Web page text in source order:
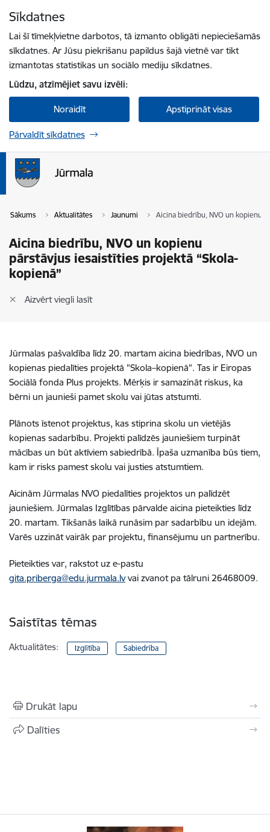
Sīkdatnes
Lai šī tīmekļvietne darbotos, tā izmanto obligāti nepieciešamās
sīkdatnes. Ar Jūsu piekrišanu papildus šajā vietnē var tikt
izmantotas statistikas un sociālo mediju sīkdatnes.
Lūdzu, atzīmējiet savu izvēli:
Noraidīt Apstiprināt visas
Pārvaldīt sīkdatnes
Sākums Aktualitātes Jaunumi Aicina biedrību, NVO un kopienu
Aicina biedrību, NVO un kopienu
pārstāvjus iesaistīties projektā “Skola-
kopienā”
Aizvērt viegli lasīt
Jūrmalas pašvaldība līdz 20. martam aicina biedrības, NVO un
kopienas piedalīties projektā "Skola–kopienā". Tas ir Eiropas
Sociālā fonda Plus projekts. Mērķis ir samazināt riskus, ka
bērni un jaunieši pamet skolu vai jūtas atstumti.
Plānots īstenot projektus, kas stiprina skolu un vietējās
kopienas sadarbību. Projekti palīdzēs jauniešiem turpināt
mācības un būt aktīviem sabiedrībā. Īpaša uzmanība būs tiem,
kam ir risks pamest skolu vai justies atstumtiem.
Aicinām Jūrmalas NVO piedalīties projektos un palīdzēt
jauniešiem. Jūrmalas Izglītības pārvalde aicina pieteikties līdz
20. martam. Tikšanās laikā runāsim par sadarbību un idejām.
Varēs uzzināt vairāk par projektu, finansējumu un partnerību.
Pieteikties var, rakstot uz e-pastu
gita.priberga@edu.jurmala.lvvai zvanot pa tālruni 26468009.
Saistītas tēmas
Aktualitātes: Izglītība Sabiedrība
Drukāt lapu
Dalīties